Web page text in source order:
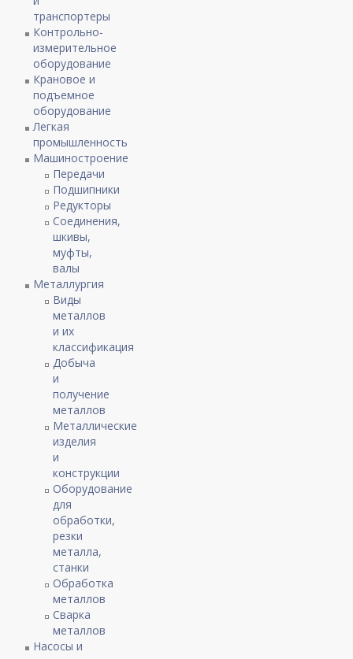
транспортеры
Контрольно-
измерительное
оборудование
Крановое и
подъемное
оборудование
Легкая
промышленность
Машиностроение
Передачи
Подшипники
Редукторы
Соединения,
шкивы,
муфты,
валы
Металлургия
Виды
металлов
и их
классификация
Добыча
и
получение
металлов
Металлические
изделия
и
конструкции
Оборудование
для
обработки,
резки
металла,
станки
Обработка
металлов
Сварка
металлов
Насосы и